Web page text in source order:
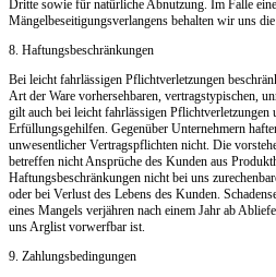
Dritte sowie für natürliche Abnutzung. Im Falle
Mängelbeseitigungsverlangens behalten wir uns
8. Haftungsbeschränkungen
Bei leicht fahrlässigen Pflichtverletzungen
Art der Ware vorhersehbaren, vertragstypischen,
gilt auch bei leicht fahrlässigen Pflichtverletzungen
Erfüllungsgehilfen. Gegenüber Unternehmern
unwesentlicher Vertragspflichten nicht. Die
betreffen nicht Ansprüche des Kunden aus
Haftungsbeschränkungen nicht bei uns
oder bei Verlust des Lebens des Kunden.
eines Mangels verjähren nach einem Jahr ab
uns Arglist vorwerfbar ist.
9. Zahlungsbedingungen